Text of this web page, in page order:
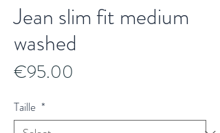
Jean slim fit medium
washed
€95.00
Taille *